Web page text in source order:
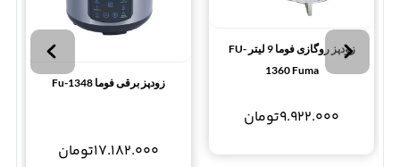
زودپز روگازی فوما 9 لیتر FU-
1360 Fuma
9.922.000تومان
زودپز برقی فوما Fu-1348
17.182.000تومان